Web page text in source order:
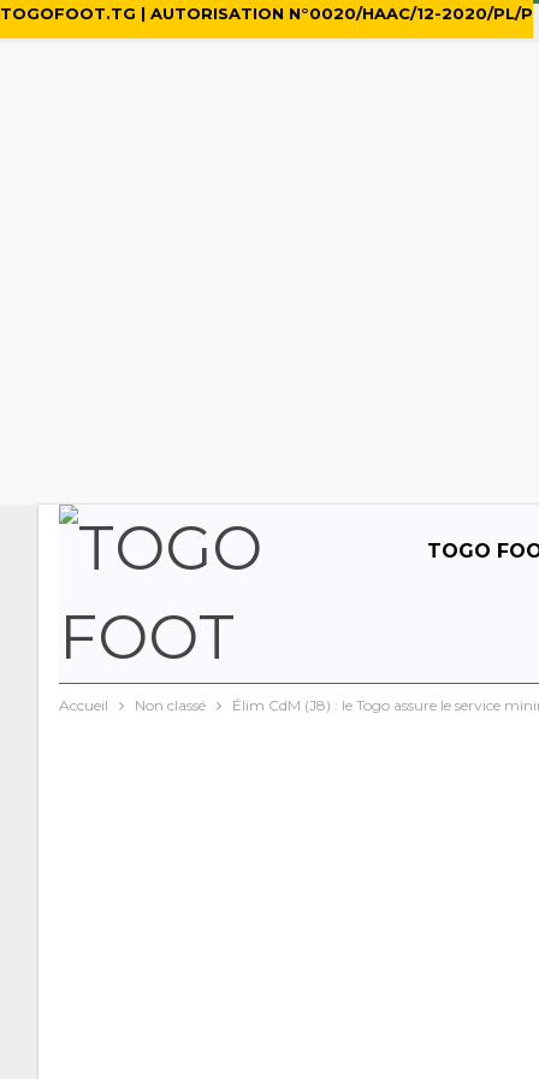
TOGOFOOT.TG | AUTORISATION N°0020/HAAC/12-2020/PL/P
TOGO
Accueil Non classé Élim CdM (J8) : le Togo assure le service